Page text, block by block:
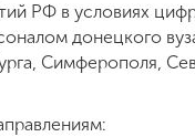
РФ в условиях
донецкого
Симферополя,